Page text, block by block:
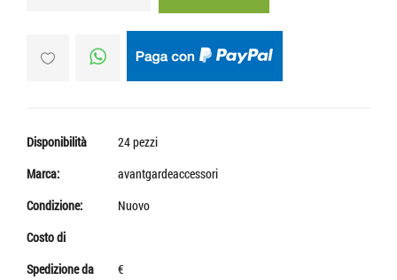
Disponibilità
24 pezzi
Marca:
avantgardeaccessori
Condizione:
Nuovo
Costo di
Spedizione da
€